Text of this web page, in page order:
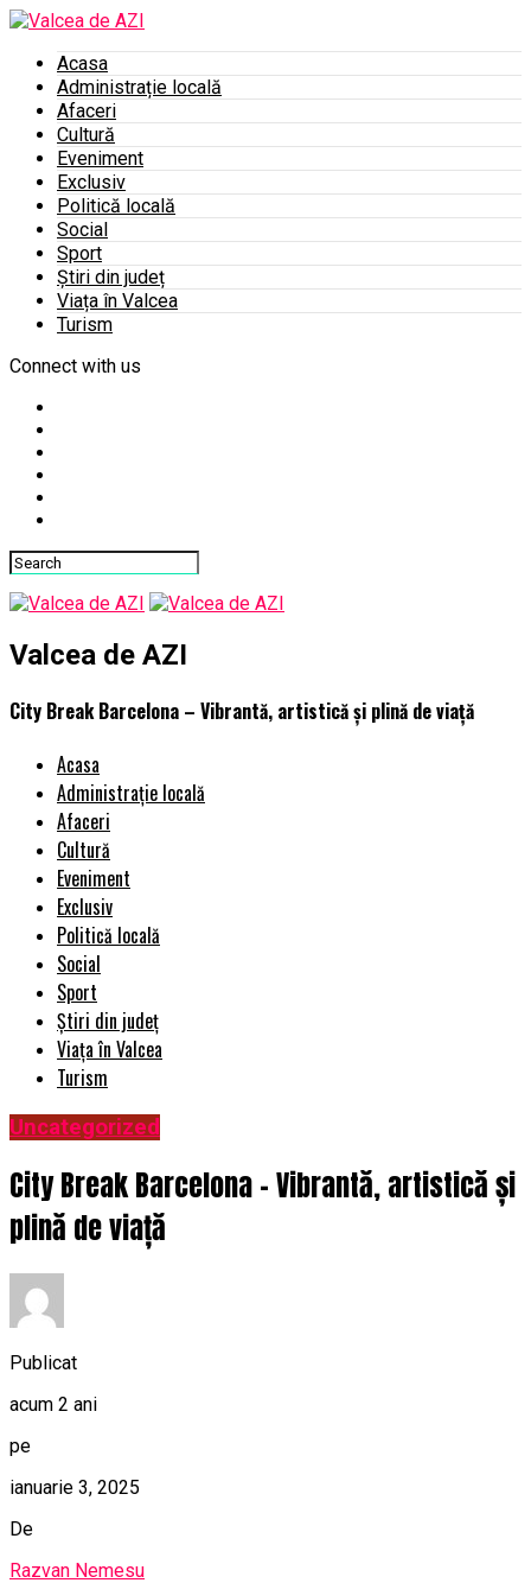
Acasa
Administrație locală
Afaceri
Cultură
Eveniment
Exclusiv
Politică locală
Social
Sport
Știri din județ
Viața în Valcea
Turism
Connect with us
Valcea de AZI
City Break Barcelona – Vibrantă, artistică și plină de viață
Acasa
Administrație locală
Afaceri
Cultură
Eveniment
Exclusiv
Politică locală
Social
Sport
Știri din județ
Viața în Valcea
Turism
Uncategorized
City Break Barcelona – Vibrantă, artistică și
plină de viață
Publicat
acum 2 ani
pe
ianuarie 3, 2025
De
Razvan Nemesu